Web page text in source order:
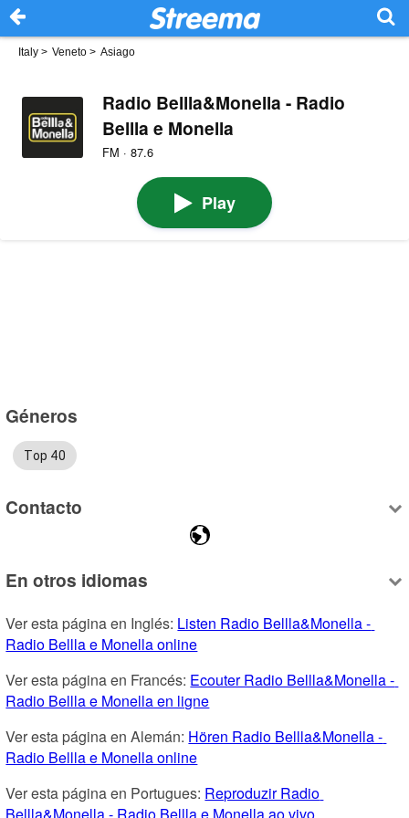
Italy > Veneto > Asiago
Radio Bellla&Monella - Radio
Bellla e Monella
FM · 87.6
Play
Géneros
Top 40
Contacto
En otros idiomas
Ver esta página en Inglés: Listen Radio Bellla&Monella -
Radio Bellla e Monella online
Ver esta página en Francés: Ecouter Radio Bellla&Monella -
Radio Bellla e Monella en ligne
Ver esta página en Alemán: Hören Radio Bellla&Monella -
Radio Bellla e Monella online
Ver esta página en Portugues: Reproduzir Radio
Bellla&Monella - Radio Bellla e Monella ao vivo